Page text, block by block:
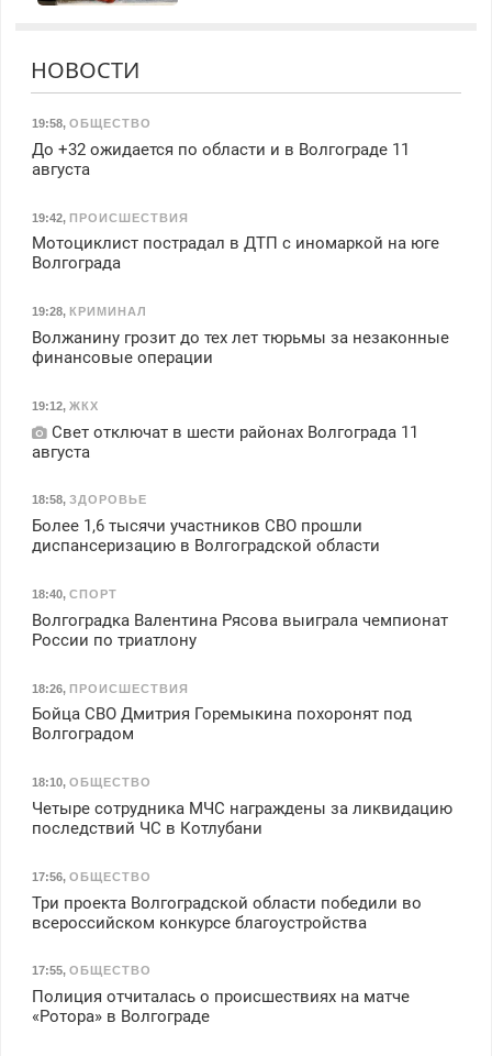
НОВОСТИ
19:58, ОБЩЕСТВО
До +32 ожидается по области и в Волгограде 11
августа
19:42, ПРОИСШЕСТВИЯ
Мотоциклист пострадал в ДТП с иномаркой на юге
Волгограда
19:28, КРИМИНАЛ
Волжанину грозит до тех лет тюрьмы за незаконные
финансовые операции
19:12, ЖКХ
Свет отключат в шести районах Волгограда 11
августа
18:58, ЗДОРОВЬЕ
Более 1,6 тысячи участников СВО прошли
диспансеризацию в Волгоградской области
18:40, СПОРТ
Волгоградка Валентина Рясова выиграла чемпионат
России по триатлону
18:26, ПРОИСШЕСТВИЯ
Бойца СВО Дмитрия Горемыкина похоронят под
Волгоградом
18:10, ОБЩЕСТВО
Четыре сотрудника МЧС награждены за ликвидацию
последствий ЧС в Котлубани
17:56, ОБЩЕСТВО
Три проекта Волгоградской области победили во
всероссийском конкурсе благоустройства
17:55, ОБЩЕСТВО
Полиция отчиталась о происшествиях на матче
«Ротора» в Волгограде